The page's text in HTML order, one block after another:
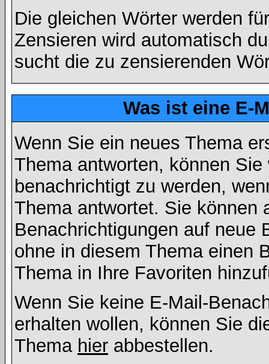
Die gleichen Wörter werden
Zensieren wird automatisch
sucht die zu zensierenden
Was ist eine E-
Wenn Sie ein neues Thema
Thema antworten, können
benachrichtigt zu werden,
Thema antwortet. Sie können
Benachrichtigungen auf neue
ohne in diesem Thema einen
Thema in Ihre Favoriten
Wenn Sie keine E-Mail-
erhalten wollen, können Sie
Thema hier abbestellen.